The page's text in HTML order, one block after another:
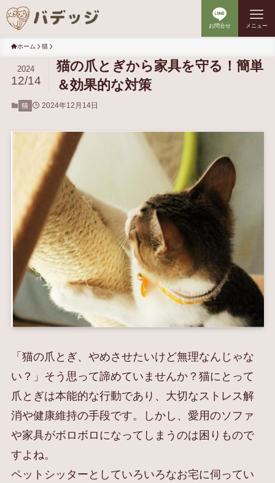
お問合せ メニュー
ホーム 猫
猫の爪とぎから家具を守る！簡単
＆効果的な対策
2024
12/14
猫 2024年12月14日
「猫の爪とぎ、やめさせたいけど無理なんじゃな
い？」そう思って諦めていませんか？猫にとって
爪とぎは本能的な行動であり、大切なストレス解
消や健康維持の手段です。しかし、愛用のソファ
や家具がボロボロになってしまうのは困りもので
すよね。
ペットシッターとしていろいろなお宅に伺ってい